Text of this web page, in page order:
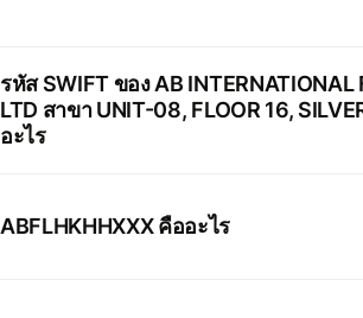
รหัส SWIFT ของ AB INTERNATIONAL
LTD สาขา UNIT-08, FLOOR 16,
อะไร
ABFLHKHHXXX คืออะไร